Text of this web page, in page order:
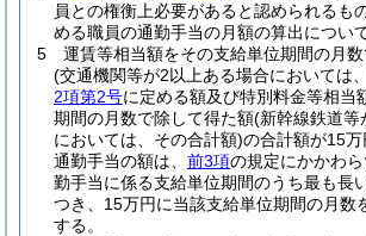
員との権衡上必要があると認められるも
める職員の通勤手当の月額の算出につい
5
運賃等相当額をその支給単位期間の月
(交通機関等が2以上ある場合においては
2項第2号に定める額及び特別料金等相当
期間の月数で除して得た額(新幹線鉄道等
においては、その合計額)の合計額が15
通勤手当の額は、 前3項の規定にかかわ
勤手当に係る支給単位期間のうち最も長
つき、15万円に当該支給単位期間の月数
する。